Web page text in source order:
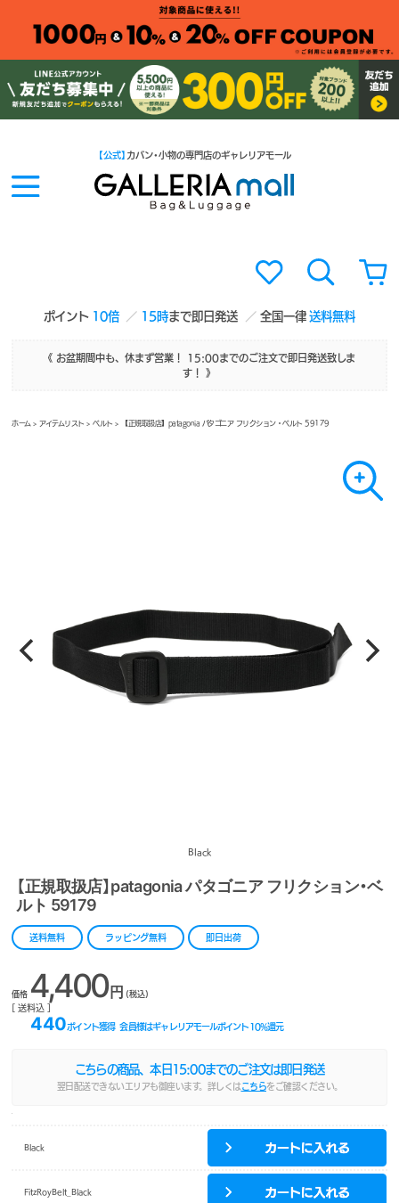
ポイント 10倍 15時まで即日発送 全国一律送料無料
【公式】 カバン・小物の専門店のギャレリアモール
《 お盆期間中も、休まず営業！ 15:00までのご注文で即日発送致しま
す！ 》
ホーム >アイテムリスト >ベルト > 【正規取扱店】patagonia パタゴニア フリクション・ベルト 59179
Black
【正規取扱店】patagonia パタゴニア フリクション・ベ
ルト 59179
送料無料 ラッピング無料 即日出荷
価格 4,400円 (税込)
[ 送料込 ]
440ポイント獲得 会員様はギャレリアモールポイント 10%還元
こちらの商品、本日 15:00までのご注文は即日発送
翌日配送できないエリアも御座います。詳しくは こちらをご確認ください。
Black
FitzRoyBelt_Black